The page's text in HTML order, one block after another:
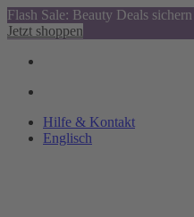
Flash Sale: Beauty Deals
Jetzt shoppen
Hilfe & Kontakt
Englisch